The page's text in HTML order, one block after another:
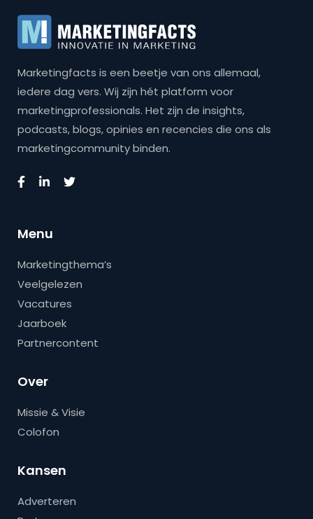
Marketingfacts is een beetje van ons allemaal,
iedere dag vers. Wij zijn hét platform voor
marketingprofessionals. Het zijn de insights,
podcasts, blogs, opinies en recencies die ons als
marketingcommunity binden.
Menu
Marketingthema’s
Veelgelezen
Vacatures
Jaarboek
Partnercontent
Over
Missie & Visie
Colofon
Kansen
Adverteren